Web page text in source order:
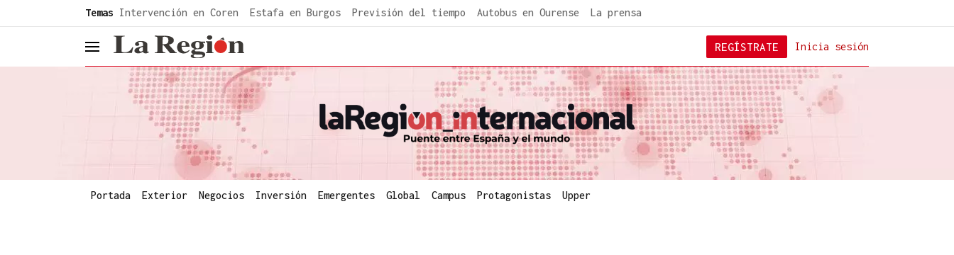
Temas Intervención en Coren Estafa en Burgos Previsión del tiempo Autobus en Ourense La prensa
header.menu.open Inicia sesión
REGÍSTRATE
Portada Exterior Negocios Inversión Emergentes Global Campus Protagonistas Upper